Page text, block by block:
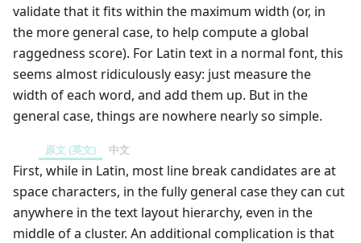
validate that it fits within the maximum width (or, in
the more general case, to help compute a global
raggedness score). For Latin text in a normal font, this
seems almost ridiculously easy: just measure the
width of each word, and add them up. But in the
general case, things are nowhere nearly so simple.
原文 (英文) 中文
First, while in Latin, most line break candidates are at
space characters, in the fully general case they can cut
anywhere in the text layout hierarchy, even in the
middle of a cluster. An additional complication is that